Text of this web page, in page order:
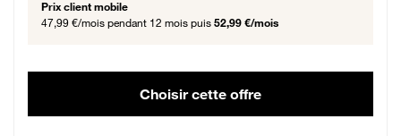
Prix client mobile
47,99 €/mois pendant 12 mois puis 52,99 €/mois
Choisir cette offre